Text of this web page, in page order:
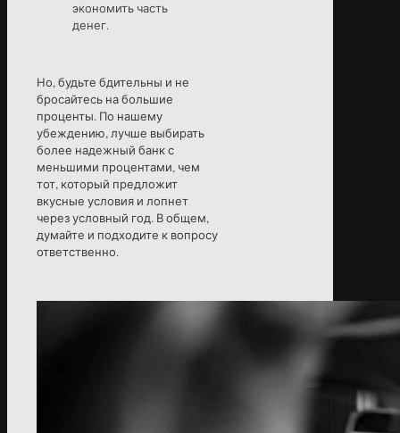
экономить часть
денег.
Но, будьте бдительны и не
бросайтесь на большие
проценты. По нашему
убеждению, лучше выбирать
более надежный банк с
меньшими процентами, чем
тот, который предложит
вкусные условия и лопнет
через условный год. В общем,
думайте и подходите к вопросу
ответственно.